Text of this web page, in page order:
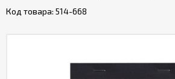
Код товара: 514-668